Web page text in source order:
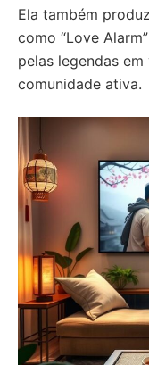
Ela também produz
como “Love
pelas legendas
comunidade ativa.